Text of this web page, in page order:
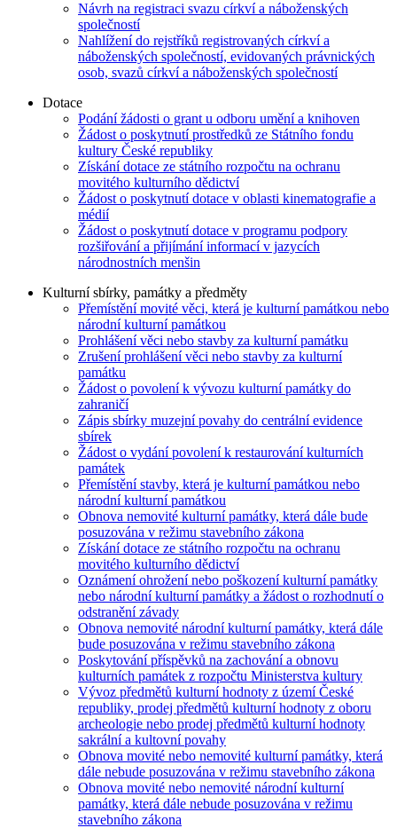
Návrh na registraci svazu církví a náboženských
společností
Nahlížení do rejstříků registrovaných církví a
náboženských společností, evidovaných právnických
osob, svazů církví a náboženských společností
Dotace
Podání žádosti o grant u odboru umění a knihoven
Žádost o poskytnutí prostředků ze Státního fondu
kultury České republiky
Získání dotace ze státního rozpočtu na ochranu
movitého kulturního dědictví
Žádost o poskytnutí dotace v oblasti kinematografie a
médií
Žádost o poskytnutí dotace v programu podpory
rozšiřování a přijímání informací v jazycích
národnostních menšin
Kulturní sbírky, památky a předměty
Přemístění movité věci, která je kulturní památkou nebo
národní kulturní památkou
Prohlášení věci nebo stavby za kulturní památku
Zrušení prohlášení věci nebo stavby za kulturní
památku
Žádost o povolení k vývozu kulturní památky do
zahraničí
Zápis sbírky muzejní povahy do centrální evidence
sbírek
Žádost o vydání povolení k restaurování kulturních
památek
Přemístění stavby, která je kulturní památkou nebo
národní kulturní památkou
Obnova nemovité kulturní památky, která dále bude
posuzována v režimu stavebního zákona
Získání dotace ze státního rozpočtu na ochranu
movitého kulturního dědictví
Oznámení ohrožení nebo poškození kulturní památky
nebo národní kulturní památky a žádost o rozhodnutí o
odstranění závady
Obnova nemovité národní kulturní památky, která dále
bude posuzována v režimu stavebního zákona
Poskytování příspěvků na zachování a obnovu
kulturních památek z rozpočtu Ministerstva kultury
Vývoz předmětů kulturní hodnoty z území České
republiky, prodej předmětů kulturní hodnoty z oboru
archeologie nebo prodej předmětů kulturní hodnoty
sakrální a kultovní povahy
Obnova movité nebo nemovité kulturní památky, která
dále nebude posuzována v režimu stavebního zákona
Obnova movité nebo nemovité národní kulturní
památky, která dále nebude posuzována v režimu
stavebního zákona